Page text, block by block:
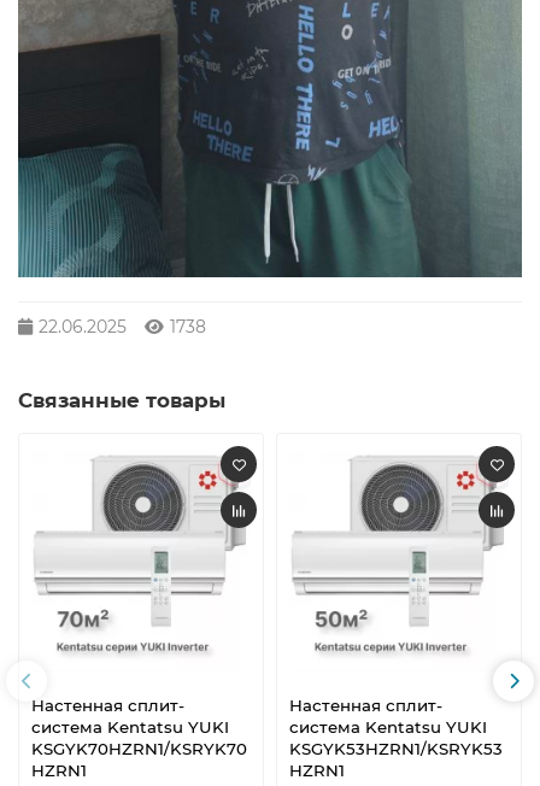
22.06.2025 1738
Связанные товары
Настенная сплит-
система Kentatsu YUKI
KSGYK70HZRN1/KSRYK70
HZRN1
Настенная сплит-
система Kentatsu YUKI
KSGYK53HZRN1/KSRYK53
HZRN1